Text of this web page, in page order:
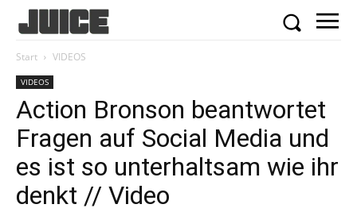
Start VIDEOS
VIDEOS
Action Bronson beantwortet
Fragen auf Social Media und
es ist so unterhaltsam wie ihr
denkt // Video